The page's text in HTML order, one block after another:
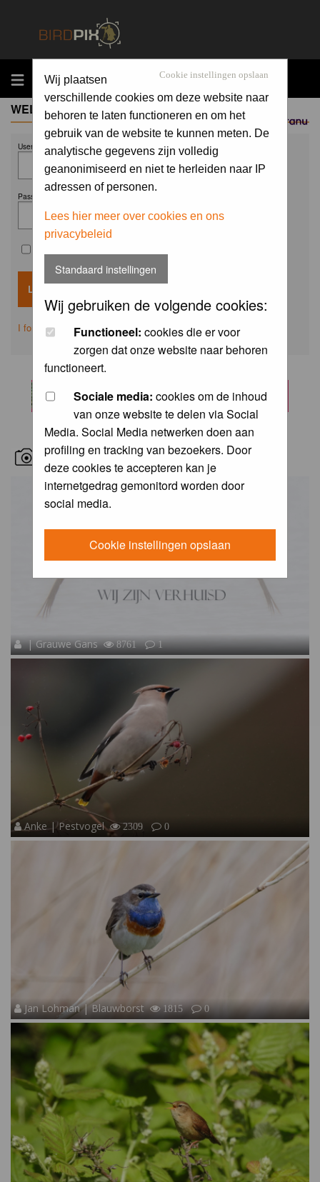
MENU
Sponsored by
Cookie instellingen opslaan
Wij plaatsen
verschillende cookies om deze website naar
behoren te laten functioneren en om het
gebruik van de website te kunnen meten. De
analytische gegevens zijn volledig
geanonimiseerd en niet te herleiden naar IP
adressen of personen.
Lees hier meer over cookies en ons
privacybeleid
Standaard instellingen
Wij gebruiken de volgende cookies:
Functioneel: cookies die er voor
zorgen dat onze website naar behoren
functioneert.
Sociale media: cookies om de inhoud
van onze website te delen via Social
Media. Social Media netwerken doen aan
profiling en tracking van bezoekers. Door
deze cookies te accepteren kan je
internetgedrag gemonitord worden door
social media.
Cookie instellingen opslaan
WELCOME GUEST
Username:
Password:
I forgot my password
RECENT BIRD PICS
| Grauwe Gans 8761 1
Anke | Pestvogel 2309 0
Jan Lohman | Blauwborst 1815 0